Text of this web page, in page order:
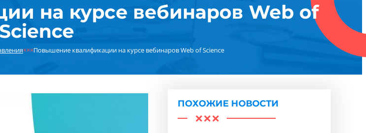
на курсе вебинаров Web of
Science
×××Повышение квалификации на курсе вебинаров Web of Science
ПОХОЖИЕ НОВОСТИ